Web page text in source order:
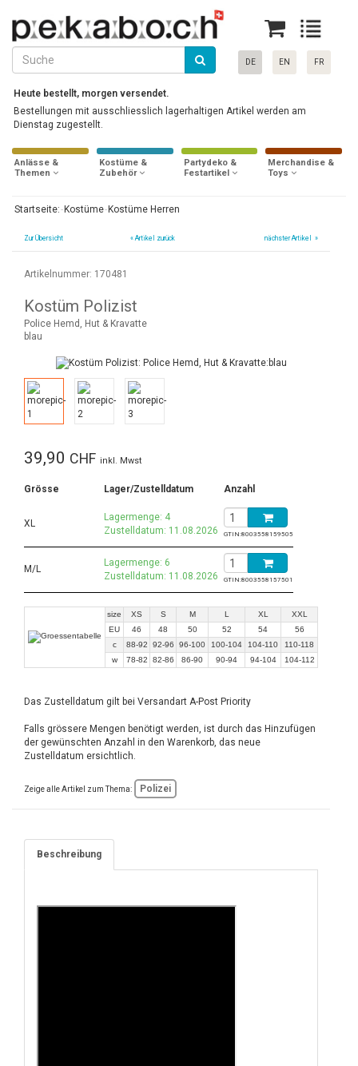
DE EN FR
Heute bestellt, morgen versendet.
Bestellungen mit ausschliesslich lagerhaltigen Artikel werden am
Dienstag zugestellt.
Anlässe &
Themen
Kostüme &
Zubehör
Partydeko &
Festartikel
Merchandise &
Toys
Startseite: Kostüme Kostüme Herren
Zur Übersicht «Artikel zurück nächster Artikel »
Artikelnummer: 170481
Kostüm Polizist
Police Hemd, Hut & Kravatte
blau
39,90 CHF inkl. Mwst
Grösse Lager/Zustelldatum Anzahl
XL
Lagermenge: 4
Zustelldatum: 11.08.2026
GTIN:8003558159505
M/L
Lagermenge: 6
Zustelldatum: 11.08.2026
GTIN:8003558157501
size XS S M L XL
XXL
EU
46 48 50 52 54
56
c
88-92 92-96 96-100 100-104 104-110
110-118
w
78-82 82-86 86-90 90-94 94-104 104-112
Das Zustelldatum gilt bei Versandart A-Post Priority
Falls grössere Mengen benötigt werden, ist durch das Hinzufügen
der gewünschten Anzahl in den Warenkorb, das neue
Zustelldatum ersichtlich.
Zeige alle Artikel zum Thema: Polizei
Beschreibung